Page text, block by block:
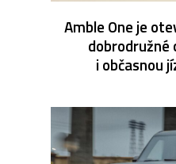
Amble One je
dobrodružné
i občasnou